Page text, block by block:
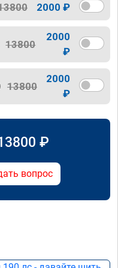
2000 ₽
13800
2000
₽
13800
2000
₽
₽
вопрос